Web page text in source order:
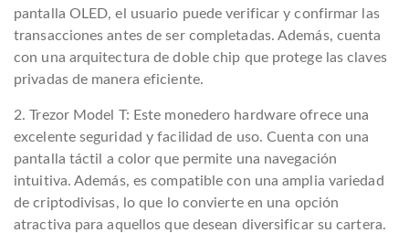
pantalla OLED, el usuario puede verificar y confirmar las
transacciones antes de ser completadas. Además, cuenta
con una arquitectura de doble chip que protege las claves
privadas de manera eficiente.
2. Trezor Model T: Este monedero hardware ofrece una
excelente seguridad y facilidad de uso. Cuenta con una
pantalla táctil a color que permite una navegación
intuitiva. Además, es compatible con una amplia variedad
de criptodivisas, lo que lo convierte en una opción
atractiva para aquellos que desean diversificar su cartera.